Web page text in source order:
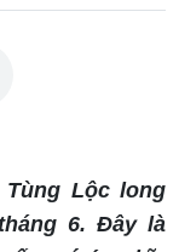
Tùng Lộc long
6. Đây là